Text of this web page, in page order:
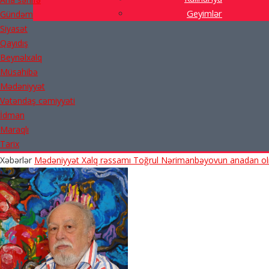
Geyimlər
Gündəm
Siyasət
Qayıdış
Beynəlxalq
Müsahibə
Mədəniyyət
Vətəndaş cəmiyyəti
İdman
Maraqlı
Tarix
Xəbərlər Mədəniyyət Xalq rəssamı Toğrul Nərimanbəyovun anadan